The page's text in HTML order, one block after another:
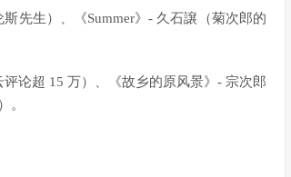
先生）、《Summer》- 久石譲（菊次郎的
论超 15 万）、《故乡的原风景》- 宗次郎
。